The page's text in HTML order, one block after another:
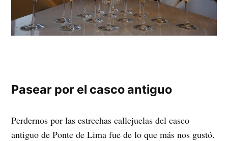
Pasear por el casco antiguo
Perdernos por las estrechas callejuelas del casco
antiguo de Ponte de Lima fue de lo que más nos gustó.